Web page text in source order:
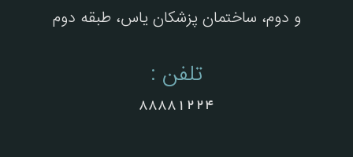
و دوم، ساختمان پزشکان یاس، طبقه دوم
تلفن :
88881224